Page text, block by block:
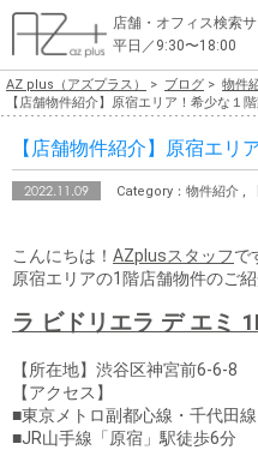
店舗・オフィス検索サ
平日／9:30〜18:00
物件総合検索
エリアで探す
業種で探す
広さで探す
賃料から探す
こだわりで探す
店舗・オフィス物件を探す
AZ plus（アズプラス） ブログ
物件
【店舗物件紹介】原宿エリア！希少な１階
【店舗物件紹介】原宿エリ
2022.11.09 Category：物件紹介 ,
こんにちは！ AZplusスタッフで
原宿エリアの1階店舗物件のご紹
ラ ビドリエラ デ エミ
【所在地】渋谷区神宮前6-6-8
【アクセス】
■東京メトロ副都心線・千代田
■JR山手線「原宿」駅徒歩6分